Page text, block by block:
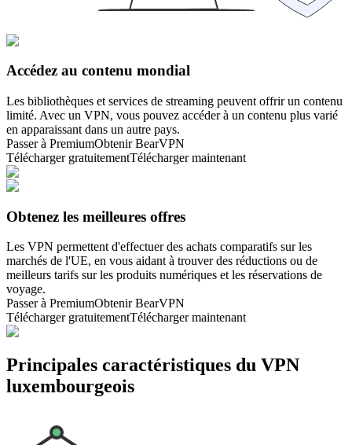
Accédez au contenu mondial
Les bibliothèques et services de streaming peuvent offrir un contenu
limité. Avec un VPN, vous pouvez accéder à un contenu plus varié
en apparaissant dans un autre pays.
Passer à PremiumObtenir BearVPN
Télécharger gratuitementTélécharger maintenant
Obtenez les meilleures offres
Les VPN permettent d'effectuer des achats comparatifs sur les
marchés de l'UE, en vous aidant à trouver des réductions ou de
meilleurs tarifs sur les produits numériques et les réservations de
voyage.
Passer à PremiumObtenir BearVPN
Télécharger gratuitementTélécharger maintenant
Principales caractéristiques du VPN
luxembourgeois